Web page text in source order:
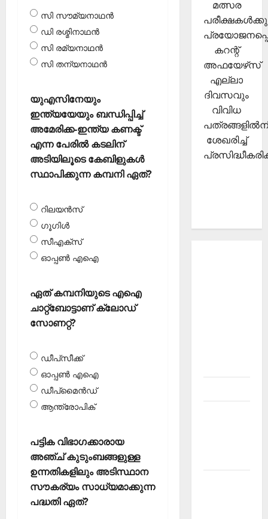
സി സൗമ്യനാഥന്‍
ഡി രശ്മിനാഥന്‍
സി രമ്യനാഥന്‍
സി തന്യനാഥന്‍
യുഎസിനേയും
ഇന്ത്യയേയും ബന്ധിപ്പിച്ച്
അമേരിക്ക-ഇന്ത്യ കണക്ട്
എന്ന പേരില്‍ കടലിന്
അടിയിലൂടെ കേബിളുകള്‍
സ്ഥാപിക്കുന്ന കമ്പനി ഏത്?
റിലയന്‍സ്
ഗൂഗിള്‍
സീഎക്‌സ്
ഓപ്പണ്‍ എഐ
ഏത് കമ്പനിയുടെ എഐ
ചാറ്റ്‌ബോട്ടാണ് ക്ലോഡ്
സോണറ്റ്?
ഡീപ്‌സീക്ക്
ഓപ്പണ്‍ എഐ
ഡീപ്‌മൈന്‍ഡ്
ആന്ത്രോപിക്
പട്ടിക വിഭാഗക്കാരായ
അഞ്ച് കുടുംബങ്ങളുള്ള
ഉന്നതികളിലും അടിസ്ഥാന
സൗകര്യം സാധ്യമാക്കുന്ന
പദ്ധതി ഏത്?
മത്സര
കറന്റ്
അഫയേഴ്‌സ്
എല്ലാ
ദിവസവും
വിവിധ
ശേഖരിച്ച്